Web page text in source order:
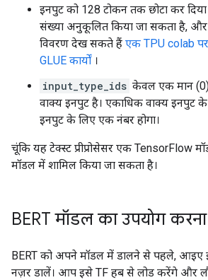
इनपुट को 128 टोकन तक छोटा कर
संख्या अनुकूलित किया जा सकता है,
विवरण देख सकते हैं एक TPU colab
GLUE कार्यों।
input_type_ids केवल एक मान
वाक्य इनपुट है। एकाधिक वाक्य इनपुट
इनपुट के लिए एक नंबर होगा।
चूंकि यह टेक्स्ट प्रीप्रोसेसर एक TensorFlow
मॉडल में शामिल किया जा सकता है।
BERT मॉडल का उपयोग करना
BERT को अपने मॉडल में डालने से पहले,
नज़र डालें। आप इसे TF हब से लोड करेंगे और